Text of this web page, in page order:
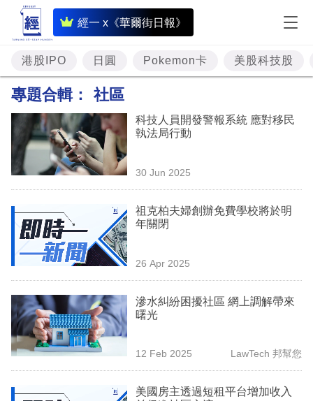
經一 x《華爾街日報》
即
時
財
經
投
資
理
商
業
科
技
港股IPO 日圓 Pokemon卡 美股科技股
專題合輯： 社區
科技人員開發警報系統 應對移民
執法局行動
30 Jun 2025
祖克柏夫婦創辦免費學校將於明
年關閉
26 Apr 2025
滲水糾紛困擾社區 網上調解帶來
曙光
12 Feb 2025 LawTech 邦幫您
美國房主透過短租平台增加收入